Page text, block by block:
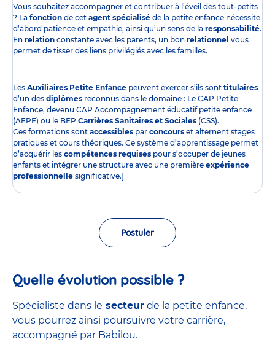
Vous souhaitez accompagner et contribuer à l’éveil des tout-petits
? La fonction de cet agent spécialisé de la petite enfance nécessite
d’abord patience et empathie, ainsi qu’un sens de la responsabilité.
En relation constante avec les parents, un bon relationnel vous
permet de tisser des liens privilégiés avec les familles.
Les Auxiliaires Petite Enfance peuvent exercer s’ils sont titulaires
d’un des diplômes reconnus dans le domaine : Le CAP Petite
Enfance, devenu CAP Accompagnement éducatif petite enfance
(AEPE) ou le BEP Carrières Sanitaires et Sociales (CSS).
Ces formations sont accessibles par concours et alternent stages
pratiques et cours théoriques. Ce système d’apprentissage permet
d’acquérir les compétences requises pour s’occuper de jeunes
enfants et intégrer une structure avec une première expérience
professionnelle significative.]
Postuler
Quelle évolution possible ?
Spécialiste dans le secteur de la petite enfance,
vous pourrez ainsi poursuivre votre carrière,
accompagné par Babilou.